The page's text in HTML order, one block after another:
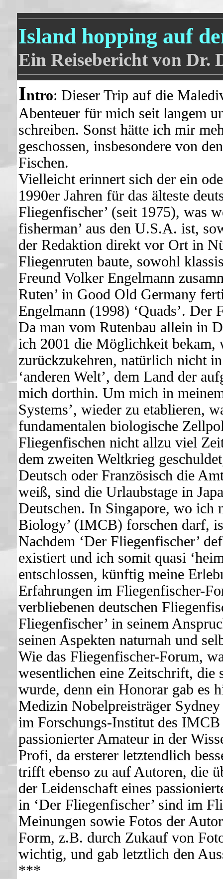
Island hopping auf
Ein Reisebericht von Dr.
Intro: Dieser Trip auf die
Abenteuer für mich seit langem
schreiben. Sonst hätte ich mir
geschossen, insbesondere von
Fischen.
Vielleicht erinnert sich der ein
1990er Jahren für das älteste
Fliegenfischer’ (seit 1975), was
fisherman’ aus den U.S.A. ist,
der Redaktion direkt vor Ort in
Fliegenruten baute, sowohl
Freund Volker Engelmann
Ruten’ in Good Old Germany
Engelmann (1998) ‘Quads’.
Da man vom Rutenbau allein in
ich 2001 die Möglichkeit bekam,
zurückzukehren, natürlich nicht
‘anderen Welt’, dem Land der
mich dorthin. Um mich in
Systems’, wieder zu etablieren,
fundamentalen biologische
Fliegenfischen nicht allzu viel
dem zweiten Weltkrieg
Deutsch oder Französisch die
weiß, sind die Urlaubstage in
Deutschen. In Singapore, wo ich
Biology’ (IMCB) forschen darf,
Nachdem ‘Der Fliegenfischer’
existiert und ich somit quasi
entschlossen, künftig meine
Erfahrungen im Fliegenfischer-
verbliebenen deutschen
Fliegenfischer’ in seinem
seinen Aspekten naturnah und
Wie das Fliegenfischer-Forum,
wesentlichen eine Zeitschrift, die
wurde, denn ein Honorar gab es
Medizin Nobelpreisträger
im Forschungs-Institut des
passionierter Amateur in der
Profi, da ersterer letztendlich
trifft ebenso zu auf Autoren, die
der Leidenschaft eines
in ‘Der Fliegenfischer’ sind im
Meinungen sowie Fotos der
Form, z.B. durch Zukauf von
wichtig, und gab letztlich den
***